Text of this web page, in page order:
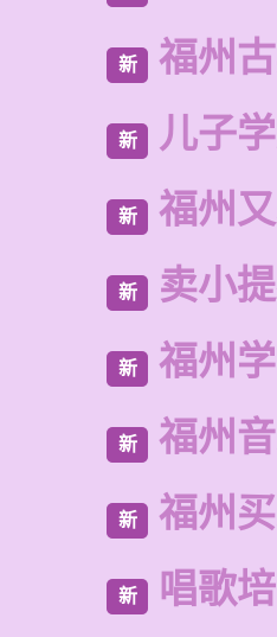
新 福州
新 儿子
新 福州
新 卖小
新 福州
新 福州
新 福州
新 唱歌